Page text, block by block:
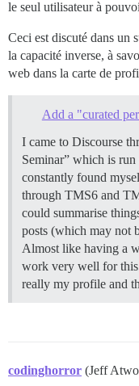
le seul utilisateur à
Ceci est discuté dans un
la capacité inverse, à
web dans la carte de
Add a "curated
I came to Discourse
Seminar” which is
constantly found
through TMS6 and
could summarise
posts (which may not
Almost like having a
work very well for
really my profile and
codinghorror (Jeff